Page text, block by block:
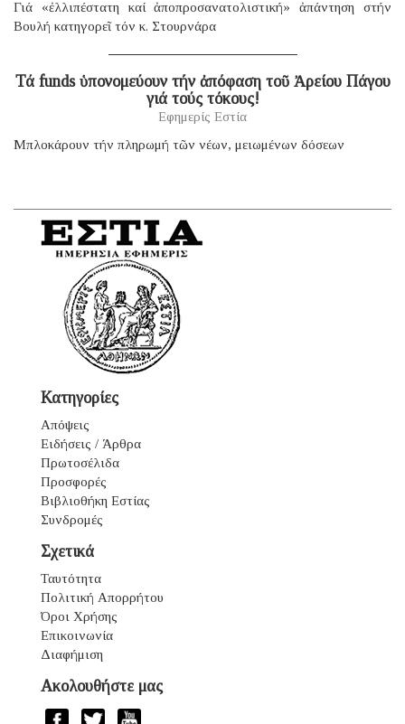
Γιά «ἐλλιπέστατη καί ἀποπροσανατολιστική» ἀπάντηση στήν
Βουλή κατηγορεῖ τόν κ. Στουρνάρα
Τά funds ὑπονομεύουν τήν ἀπόφαση τοῦ Ἀρείου Πάγου
γιά τούς τόκους!
Εφημερίς Εστία
Μπλοκάρουν τήν πληρωμή τῶν νέων, μειωμένων δόσεων
Κατηγορίες
Απόψεις
Ειδήσεις / Άρθρα
Πρωτοσέλιδα
Προσφορές
Βιβλιοθήκη Εστίας
Συνδρομές
Σχετικά
Ταυτότητα
Πολιτική Απορρήτου
Όροι Χρήσης
Επικοινωνία
Διαφήμιση
Ακολουθήστε μας